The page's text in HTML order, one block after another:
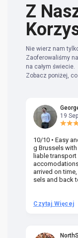
Z
Nie wierz nam
Zaoferowaliśmy
na całym świecie.
Zobacz poniżej,
19
10/10 • Easy
g Brussels with
liable transport
arrived on
sels and back
Czytaj Więcej